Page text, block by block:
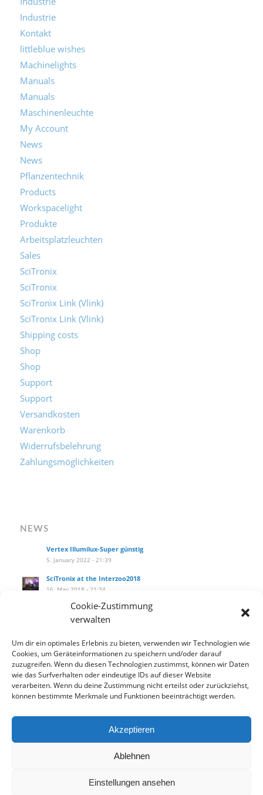
Cookie-Zustimmung
verwalten
Um dir ein optimales Erlebnis zu bieten, verwenden wir Technologien wie
Cookies, um Geräteinformationen zu speichern und/oder darauf
zuzugreifen. Wenn du diesen Technologien zustimmst, können wir Daten
wie das Surfverhalten oder eindeutige IDs auf dieser Website
verarbeiten. Wenn du deine Zustimmung nicht erteilst oder zurückziehst,
können bestimmte Merkmale und Funktionen beeinträchtigt werden.
Akzeptieren
Ablehnen
Einstellungen ansehen
Industrie
Kontakt
littleblue wishes
Machinelights
Manuals
Manuals
Maschinenleuchte
My Account
News
News
Pflanzentechnik
Products
Workspacelight
Produkte
Arbeitsplatzleuchten
Sales
SciTronix
SciTronix
SciTronix Link (Vlink)
SciTronix Link (Vlink)
Shipping costs
Shop
Shop
Support
Support
Versandkosten
Warenkorb
Widerrufsbelehrung
Zahlungsmöglichkeiten
NEWS
Vertex Illumilux-Super günstig
5. January 2022 - 21:39
SciTronix at the Interzoo2018
16. May 2018 - 21:34
SciTronix auf der Interzoo2018
16. May 2018 - 21:25
27. September 2017 - 14:10
Our new product catalog!
12. September 2017 - 13:33